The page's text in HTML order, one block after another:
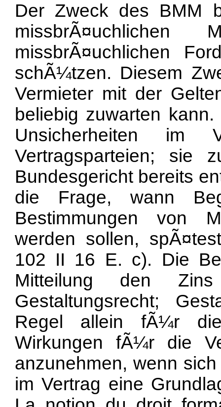
Der Zweck des BMM
missbrÃ¤uchlichen
missbrÃ¤uchlichen
schÃ¼tzen. Diesem
Vermieter mit der
beliebig zuwarten
Unsicherheiten im
Vertragsparteien; sie
Bundesgericht bereits
die Frage, wann
Bestimmungen von
werden sollen,
102 II 16 E. c). Die
Mitteilung den
Gestaltungsrecht;
Regel allein fÃ¼r
Wirkungen fÃ¼r die
anzunehmen, wenn
im Vertrag eine